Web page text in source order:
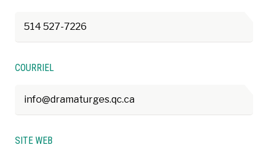
514 527-7226
COURRIEL
info@dramaturges.qc.ca
SITE WEB